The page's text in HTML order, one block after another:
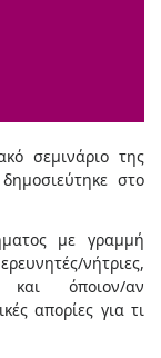
σεμινάριο της
στο
με γραμμή
νήτριες,
και όποιον/αν
απορίες για τι